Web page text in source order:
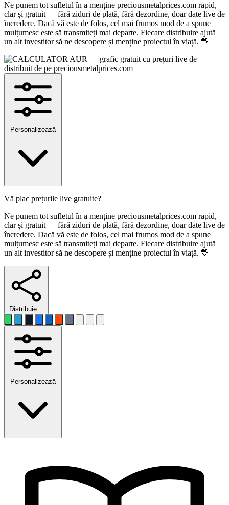
Ne punem tot sufletul în a menține preciousmetalprices.com rapid,
clar și gratuit — fără ziduri de plată, fără dezordine, doar date live de
încredere. Dacă vă este de folos, cel mai frumos mod de a spune
mulțumesc este să transmiteți mai departe. Fiecare distribuire ajută
un alt investitor să ne descopere și menține proiectul în viață. 💛
Personalizează
Vă plac prețurile live gratuite?
Ne punem tot sufletul în a menține preciousmetalprices.com rapid,
clar și gratuit — fără ziduri de plată, fără dezordine, doar date live de
încredere. Dacă vă este de folos, cel mai frumos mod de a spune
mulțumesc este să transmiteți mai departe. Fiecare distribuire ajută
un alt investitor să ne descopere și menține proiectul în viață. 💛
Distribuie…
Personalizează